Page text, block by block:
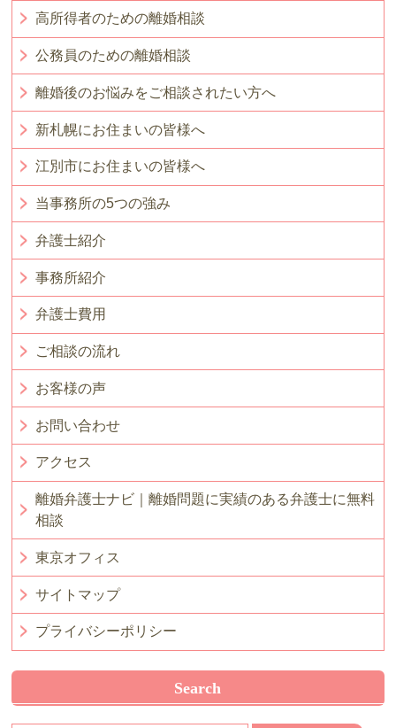
高所得者のための離婚相談
公務員のための離婚相談
離婚後のお悩みをご相談されたい方へ
新札幌にお住まいの皆様へ
江別市にお住まいの皆様へ
当事務所の5つの強み
弁護士紹介
事務所紹介
弁護士費用
ご相談の流れ
お客様の声
お問い合わせ
アクセス
離婚弁護士ナビ｜離婚問題に実績のある弁護士に無料
相談
東京オフィス
サイトマップ
プライバシーポリシー
Search